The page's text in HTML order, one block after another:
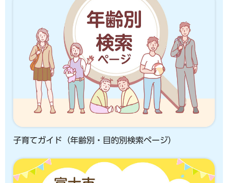
子育てガイド（年齢別・目的別検索ページ）